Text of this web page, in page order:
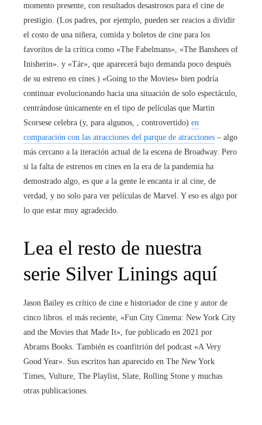
momento presente, con resultados desastrosos para el cine de
prestigio. (Los padres, por ejemplo, pueden ser reacios a dividir
el costo de una niñera, comida y boletos de cine para los
favoritos de la crítica como «The Fabelmans», «The Banshees of
Inisherin». y «Tár», que aparecerá bajo demanda poco después
de su estreno en cines.) «Going to the Movies» bien podría
continuar evolucionando hacia una situación de solo espectáculo,
centrándose únicamente en el tipo de películas que Martin
Scorsese celebra (y, para algunos, , controvertido) en
comparación con las atracciones del parque de atracciones – algo
más cercano a la iteración actual de la escena de Broadway. Pero
si la falta de estrenos en cines en la era de la pandemia ha
demostrado algo, es que a la gente le encanta ir al cine, de
verdad, y no solo para ver películas de Marvel. Y eso es algo por
lo que estar muy agradecido.
Lea el resto de nuestra
serie Silver Linings aquí
Jason Bailey es crítico de cine e historiador de cine y autor de
cinco libros. el más reciente, «Fun City Cinema: New York City
and the Movies that Made It», fue publicado en 2021 por
Abrams Books. También es coanfitrión del podcast «A Very
Good Year». Sus escritos han aparecido en The New York
Times, Vulture, The Playlist, Slate, Rolling Stone y muchas
otras publicaciones.